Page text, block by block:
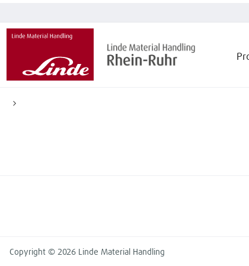
Copyright © 2026 Linde Material Handling